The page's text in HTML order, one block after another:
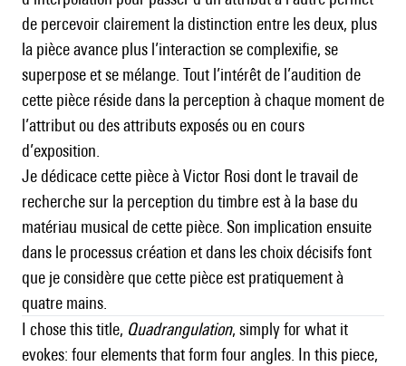
de percevoir clairement la distinction entre les deux, plus
la pièce avance plus l’interaction se complexifie, se
superpose et se mélange. Tout l’intérêt de l’audition de
cette pièce réside dans la perception à chaque moment de
l’attribut ou des attributs exposés ou en cours
d’exposition.
Je dédicace cette pièce à Victor Rosi dont le travail de
recherche sur la perception du timbre est à la base du
matériau musical de cette pièce. Son implication ensuite
dans le processus création et dans les choix décisifs font
que je considère que cette pièce est pratiquement à
quatre mains.
I chose this title, Quadrangulation, simply for what it
evokes: four elements that form four angles. In this piece,